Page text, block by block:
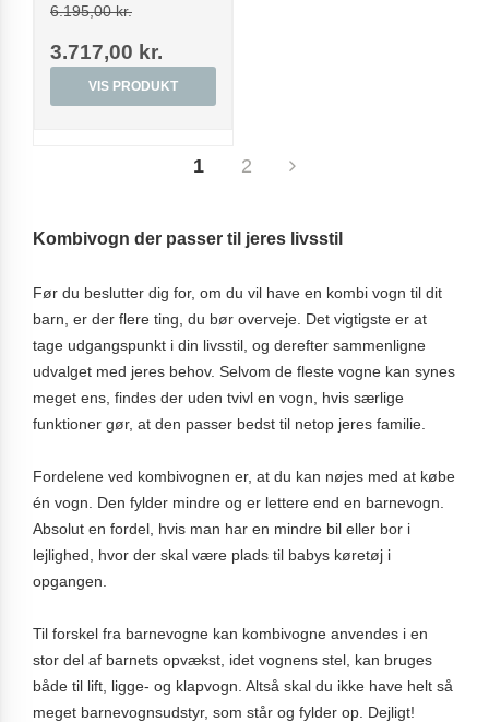
6.195,00 kr.
3.717,00 kr.
VIS PRODUKT
1 2
Kombivogn der passer til jeres livsstil
Før du beslutter dig for, om du vil have en kombi vogn til dit
barn, er der flere ting, du bør overveje. Det vigtigste er at
tage udgangspunkt i din livsstil, og derefter sammenligne
udvalget med jeres behov. Selvom de fleste vogne kan synes
meget ens, findes der uden tvivl en vogn, hvis særlige
funktioner gør, at den passer bedst til netop jeres familie.
Fordelene ved kombivognen er, at du kan nøjes med at købe
én vogn. Den fylder mindre og er lettere end en barnevogn.
Absolut en fordel, hvis man har en mindre bil eller bor i
lejlighed, hvor der skal være plads til babys køretøj i
opgangen.
Til forskel fra barnevogne kan kombivogne anvendes i en
stor del af barnets opvækst, idet vognens stel, kan bruges
både til lift, ligge- og klapvogn. Altså skal du ikke have helt så
meget barnevognsudstyr, som står og fylder op. Dejligt!